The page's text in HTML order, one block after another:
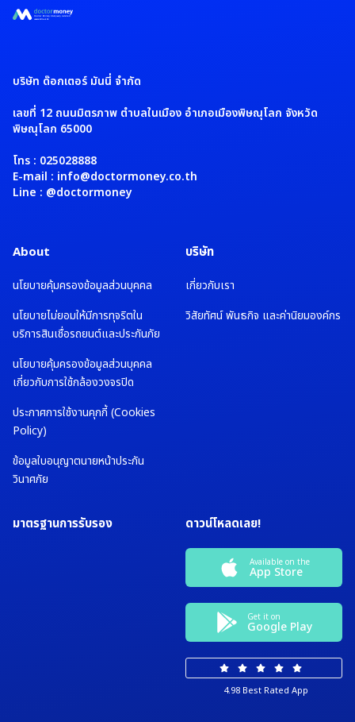
บริษัท ด๊อกเตอร์ มันนี่ จำกัด
เลขที่ 12 ถนนมิตรภาพ ตำบลในเมือง อำเภอเมืองพิษณุโลก จังหวัด
พิษณุโลก 65000
โทร : 025028888
E-mail : info@doctormoney.co.th
Line : @doctormoney
About
นโยบายคุ้มครองข้อมูลส่วนบุคคล
นโยบายไม่ยอมให้มีการทุจริตใน
บริการสินเชื่อรถยนต์และประกันภัย
นโยบายคุ้มครองข้อมูลส่วนบุคคล
เกี่ยวกับการใช้กล้องวงจรปิด
ประกาศการใช้งานคุกกี้ (Cookies
Policy)
ข้อมูลใบอนุญาตนายหน้าประกัน
วินาศภัย
บริษัท
เกี่ยวกับเรา
วิสัยทัศน์ พันธกิจ และค่านิยมองค์กร
มาตรฐานการรับรอง ดาวน์โหลดเลย!
Available on the
App Store
Get it on
Google Play
4.98 Best Rated App